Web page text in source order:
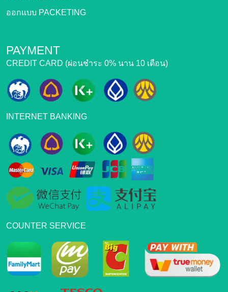
ออกแบบ PACKETING
PAYMENT
CREDIT CARD (ผ่อนชำระ 0% นาน 10 เดือน)
INTERNET BANKING
COUNTER SERVICE